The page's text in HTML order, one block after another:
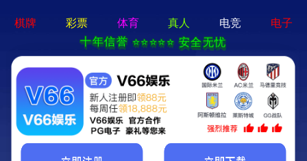
01体育app-APP免费下载
PRODUCTS
产品中心
01体育app-APP免费下载